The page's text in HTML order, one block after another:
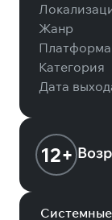
Жанр
Платформа
Категория
Дата
12+